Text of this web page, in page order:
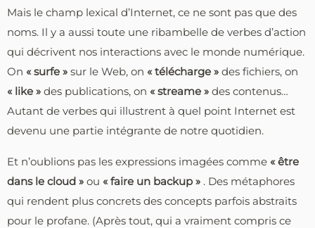
Mais le champ lexical d’Internet, ce ne sont pas que des
noms. Il y a aussi toute une ribambelle de verbes d’action
qui décrivent nos interactions avec le monde numérique.
On « surfe » sur le Web, on « télécharge » des fichiers, on
« like » des publications, on « streame » des contenus…
Autant de verbes qui illustrent à quel point Internet est
devenu une partie intégrante de notre quotidien.
Et n’oublions pas les expressions imagées comme « être
dans le cloud » ou « faire un backup » . Des métaphores
qui rendent plus concrets des concepts parfois abstraits
pour le profane. (Après tout, qui a vraiment compris ce